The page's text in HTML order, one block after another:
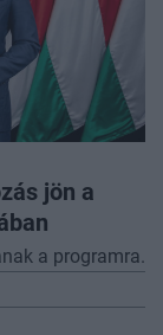
jön a
a programra.